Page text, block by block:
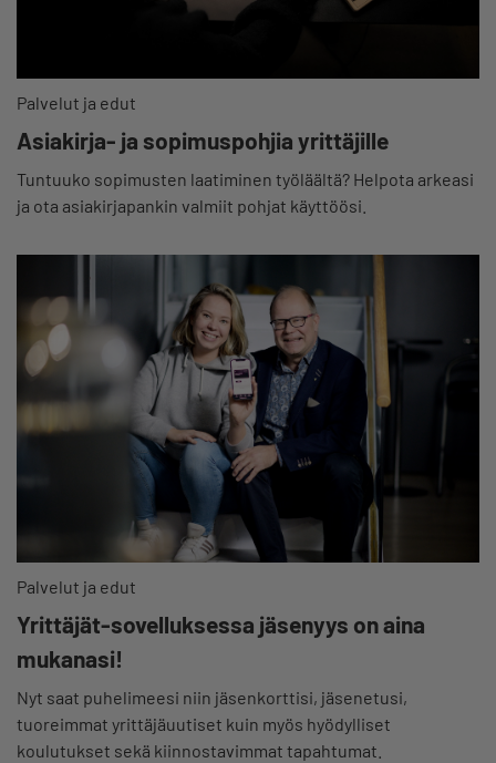
Palvelut ja edut
Asiakirja- ja sopimuspohjia yrittäjille
Tuntuuko sopimusten laatiminen työläältä? Helpota arkeasi
ja ota asiakirjapankin valmiit pohjat käyttöösi.
Palvelut ja edut
Yrittäjät-sovelluksessa jäsenyys on aina
mukanasi!
Nyt saat puhelimeesi niin jäsenkorttisi, jäsenetusi,
tuoreimmat yrittäjäuutiset kuin myös hyödylliset
koulutukset sekä kiinnostavimmat tapahtumat.